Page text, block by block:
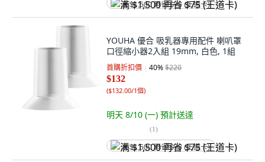
满 $1,500 再省 $75 (王道卡)
YOUHA 優合 吸乳器專用配件 喇叭罩
口徑縮小器2入組 19mm, 白色, 1組
首購折扣價 40%$220
$132
($132.00/1個)
明天 8/10 (一) 預計送達
(1)
满 $1,500 再省 $75 (王道卡)